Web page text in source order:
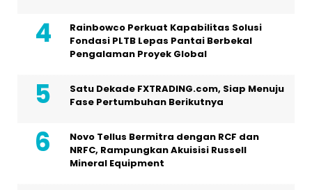
Rainbowco Perkuat Kapabilitas Solusi
Fondasi PLTB Lepas Pantai Berbekal
Pengalaman Proyek Global
Satu Dekade FXTRADING.com, Siap Menuju
Fase Pertumbuhan Berikutnya
Novo Tellus Bermitra dengan RCF dan
NRFC, Rampungkan Akuisisi Russell
Mineral Equipment